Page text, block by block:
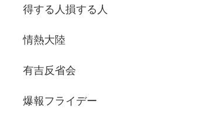
得する人損する人
情熱大陸
有吉反省会
爆報フライデー